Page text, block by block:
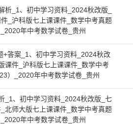
析_1、初中学习资料_2024秋改版_
_沪科版七上课课件_数学中考真题
年中考数学试卷_贵州
+答案_1、初中学习资料_2024秋改
课件_沪科版七上课课件_数学中考
）_2020年中考数学试卷_贵州
_1、初中学习资料_2024秋改版_七
_北师大版七上课课件_数学中考真题
年中考数学试卷_贵州